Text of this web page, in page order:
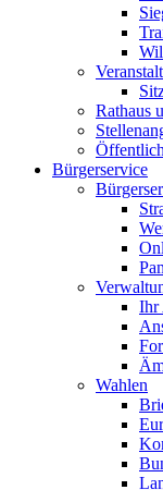
Rathaus
Bürgerservice
Ihr
Wahlen